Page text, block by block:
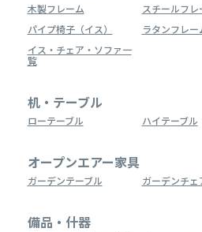
木製フレーム スチールフレ
パイプ椅子（イス）
ラタンフレー
イス・チェア・ソファ一
覧
机・テーブル
ローテーブル ハイテーブル
オープンエアー家具
ガーデンテーブル ガーデンチェ
備品・什器